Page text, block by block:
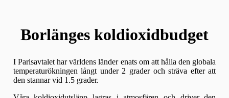
Borlänges koldioxidbudget
I Parisavtalet har världens länder enats om att hålla den globala
temperaturökningen långt under 2 grader och sträva efter att
den stannar vid 1.5 grader.